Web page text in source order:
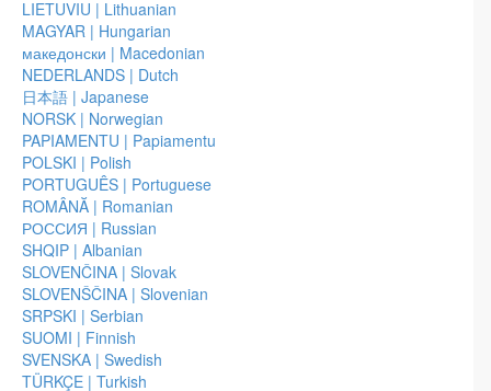
LIETUVIU | Lithuanian
MAGYAR | Hungarian
македонски | Macedonian
NEDERLANDS | Dutch
日本語 | Japanese
NORSK | Norwegian
PAPIAMENTU | Papiamentu
POLSKI | Polish
PORTUGUÊS | Portuguese
ROMÂNĂ | Romanian
РОССИЯ | Russian
SHQIP | Albanian
SLOVENČINA | Slovak
SLOVENŠČINA | Slovenian
SRPSKI | Serbian
SUOMI | Finnish
SVENSKA | Swedish
TÜRKÇE | Turkish
Vous pouvez télécharger la version pdf du Petit Livre– un extrait
de Aimer ce qui est:téléchargement gratuit ici.
Ce site Internet appartient à et est géré par Byron Katie
International, Inc. Aucun document, logo ou image de ce site ne
peuvent être usurpés ou modifiés de quelque façon que ce soit,
reproduits ou publiés sans autorisation écrite de Byron Katie.
Questions concernant le site – letravail@thework.com
Aimer ce qui est: Vers la fin de la
souffrance Les mille visages du
bonheur
Le retournement